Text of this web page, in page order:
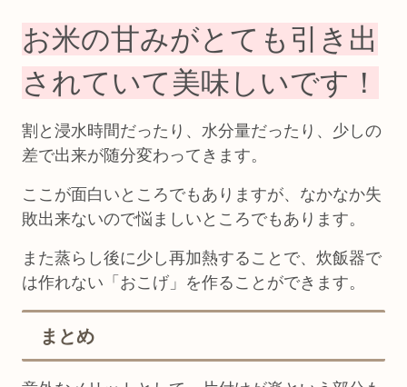
お米の甘みがとても引き出
されていて美味しいです！
割と浸水時間だったり、水分量だったり、少しの
差で出来が随分変わってきます。
ここが面白いところでもありますが、なかなか失
敗出来ないので悩ましいところでもあります。
また蒸らし後に少し再加熱することで、炊飯器で
は作れない「おこげ」を作ることができます。
まとめ